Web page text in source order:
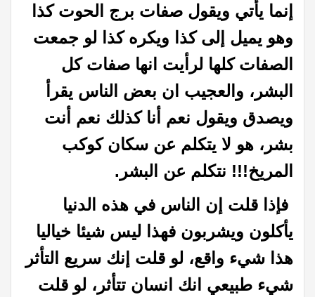
إنما يأتي ويقول صفات برج الحوت كذا
وهو يميل إلى كذا ويكره كذا لو جمعت
الصفات كلها لرأيت انها صفات كل
البشر، والعجيب ان بعض الناس يقرأ
ويصدق ويقول نعم أنا كذلك نعم أنت
بشر، هو لا يتكلم عن سكان كوكب
المريخ!!! نتكلم عن البشر.
فإذا قلت إن الناس في هذه الدنيا
يأكلون ويشربون فهذا ليس شيئا خياليا
هذا شيء واقع، لو قلت إنك سريع التأثر
شيء طبيعي انك انسان تتأثر، لو قلت